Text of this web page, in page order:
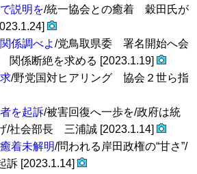
説明を/統一協会との癒着 穀田氏が
係調べよ/党鳥取県委 署名開始へ会
関係断絶を求める [2023.1.19]
/野党国対ヒアリング 協会２世ら指
を起訴/被害回復へ一歩を/政府は統
/社会部長 三浦誠 [2023.1.14]
着未解明/問われる岸田政権の“甘さ”/
[2023.1.14]